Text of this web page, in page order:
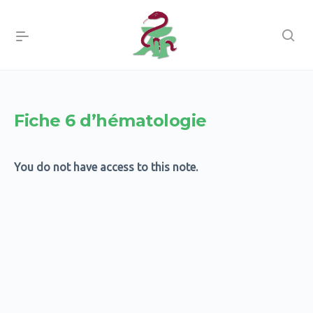
Fiche 6 d’hématologie
You do not have access to this note.